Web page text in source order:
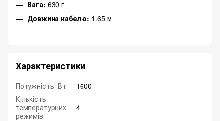
Вага: 630 г
Довжина кабелю: 1.65 м
Характеристики
Потужність, Вт
1600
Кількість
температурних
режимів
4